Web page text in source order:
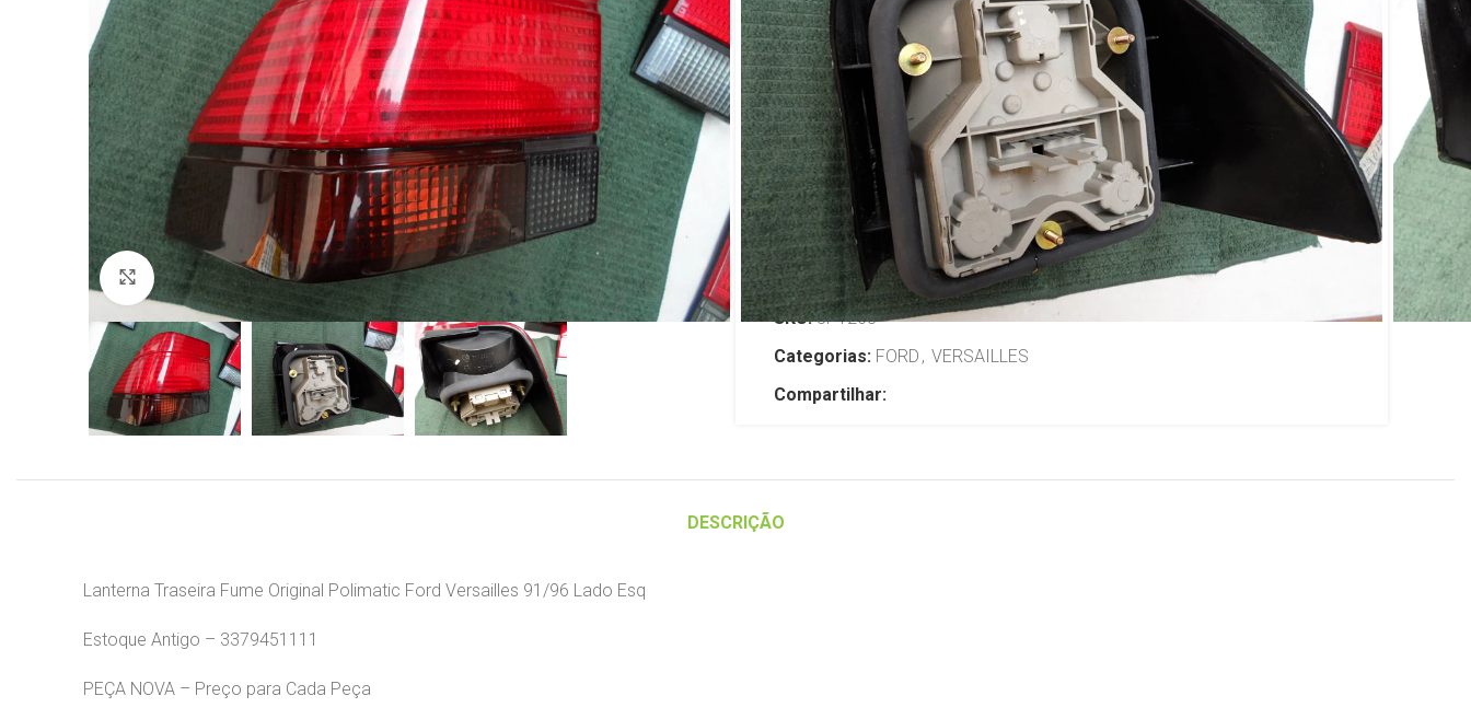
Click to enlarge
Lanterna Traseira Fume Original
Polimatic Ford Versailles 91/96
Lado Esq
R$799,00
TENHO INTERESSE
SKU:JP1268
Categorias: FORD , VERSAILLES
Compartilhar:
DESCRIÇÃO
Lanterna Traseira Fume Original Polimatic Ford Versailles 91/96 Lado Esq
Estoque Antigo – 3379451111
PEÇA NOVA – Preço para Cada Peça